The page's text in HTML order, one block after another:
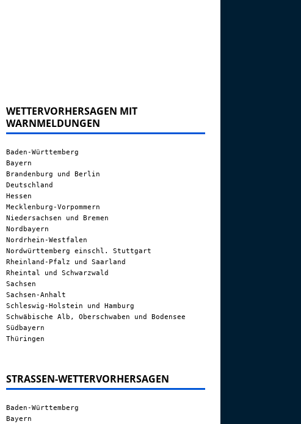
WETTERVORHERSAGEN MIT
WARNMELDUNGEN
Baden-Württemberg
Bayern
Brandenburg und Berlin
Deutschland
Hessen
Mecklenburg-Vorpommern
Niedersachsen und Bremen
Nordbayern
Nordrhein-Westfalen
Nordwürttemberg einschl. Stuttgart
Rheinland-Pfalz und Saarland
Rheintal und Schwarzwald
Sachsen
Sachsen-Anhalt
Schleswig-Holstein und Hamburg
Schwäbische Alb, Oberschwaben und Bodensee
Südbayern
Thüringen
STRASSEN-WETTERVORHERSAGEN
Baden-Württemberg
Bayern